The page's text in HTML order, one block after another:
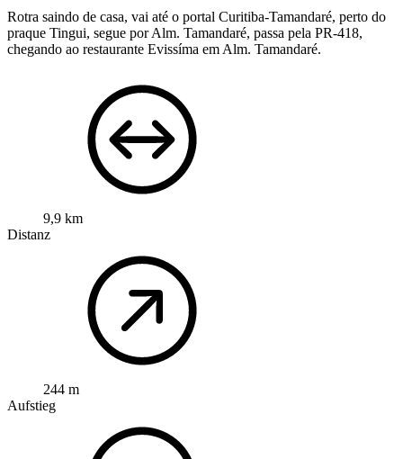
Rotra saindo de casa, vai até o portal Curitiba-Tamandaré, perto do
praque Tingui, segue por Alm. Tamandaré, passa pela PR-418,
chegando ao restaurante Evissíma em Alm. Tamandaré.
9,9 km
Distanz
244 m
Aufstieg